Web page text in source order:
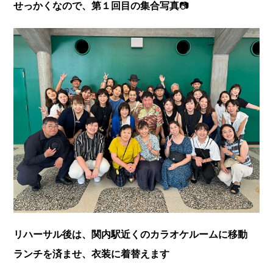
せっかくなので、第１回目の集合写真📷
リハーサル後は、関内駅近くのカラオケルームに移動
ランチを済ませ、衣装に着替えます